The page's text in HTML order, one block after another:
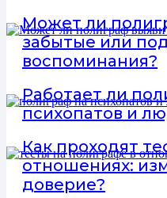
Может ли
забытые или
воспоминания?
Работает ли
психопатов и
Как проходят
отношениях:
доверие?